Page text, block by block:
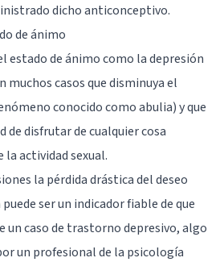
dicho anticonceptivo.
de ánimo
estado de ánimo como la depresión
casos que disminuya el
conocido como abulia) y que
de disfrutar de cualquier cosa
la actividad sexual.
la pérdida drástica del deseo
ser un indicador fiable de que
un caso de trastorno depresivo, algo
un profesional de la psicología